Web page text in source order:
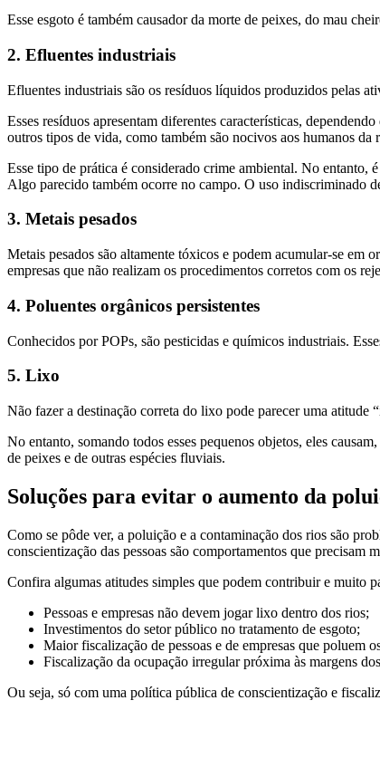
Esse esgoto é também causador da morte de peixes, do mau
2. Efluentes industriais
Efluentes industriais são os resíduos líquidos produzidos pelas
Esses resíduos apresentam diferentes características,
outros tipos de vida, como também são nocivos aos humanos da
Esse tipo de prática é considerado crime ambiental. No entanto,
Algo parecido também ocorre no campo. O uso indiscriminado
3. Metais pesados
Metais pesados são altamente tóxicos e podem acumular-se em
empresas que não realizam os procedimentos corretos com os
4. Poluentes orgânicos persistentes
Conhecidos por POPs, são pesticidas e químicos industriais.
5. Lixo
Não fazer a destinação correta do lixo pode parecer uma
No entanto, somando todos esses pequenos objetos, eles
de peixes e de outras espécies fluviais.
Soluções para evitar o aumento da
Como se pôde ver, a poluição e a contaminação dos rios são
conscientização das pessoas são comportamentos que
Confira algumas atitudes simples que podem contribuir e muito
Pessoas e empresas não devem jogar lixo dentro dos rios;
Investimentos do setor público no tratamento de esgoto;
Maior fiscalização de pessoas e de empresas que poluem
Fiscalização da ocupação irregular próxima às margens
Ou seja, só com uma política pública de conscientização e